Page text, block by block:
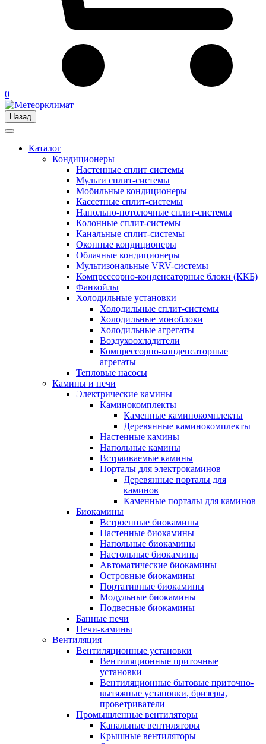
0
Назад
Каталог
Кондиционеры
Настенные сплит системы
Мульти сплит-системы
Мобильные кондиционеры
Кассетные сплит-системы
Напольно-потолочные сплит-системы
Колонные сплит-системы
Канальные сплит-системы
Оконные кондиционеры
Облачные кондиционеры
Мультизональные VRV-системы
Компрессорно-конденсаторные блоки (ККБ)
Фанкойлы
Холодильные установки
Холодильные сплит-системы
Холодильные моноблоки
Холодильные агрегаты
Воздухоохладители
Компрессорно-конденсаторные
агрегаты
Тепловые насосы
Камины и печи
Электрические камины
Каминокомплекты
Каменные каминокомплекты
Деревянные каминокомплекты
Настенные камины
Напольные камины
Встраиваемые камины
Порталы для электрокаминов
Деревянные порталы для
каминов
Каменные порталы для каминов
Биокамины
Встроенные биокамины
Настенные биокамины
Напольные биокамины
Настольные биокамины
Автоматические биокамины
Островные биокамины
Портативные биокамины
Модульные биокамины
Подвесные биокамины
Банные печи
Печи-камины
Вентиляция
Вентиляционные установки
Вентиляционные приточные
установки
Вентиляционные бытовые приточно-
вытяжные установки, бризеры,
проветриватели
Промышленные вентиляторы
Канальные вентиляторы
Крышные вентиляторы